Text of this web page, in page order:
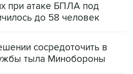
при атаке БПЛА под
до 58 человек
сосредоточить в
тыла Минобороны